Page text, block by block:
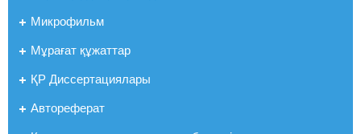
Микрофильм
Мұрағат құжаттар
ҚР Диссертациялары
Автореферат